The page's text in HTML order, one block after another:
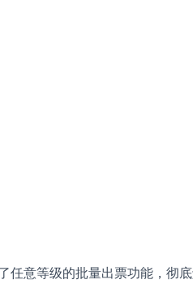
任意等级的批量出票功能，彻